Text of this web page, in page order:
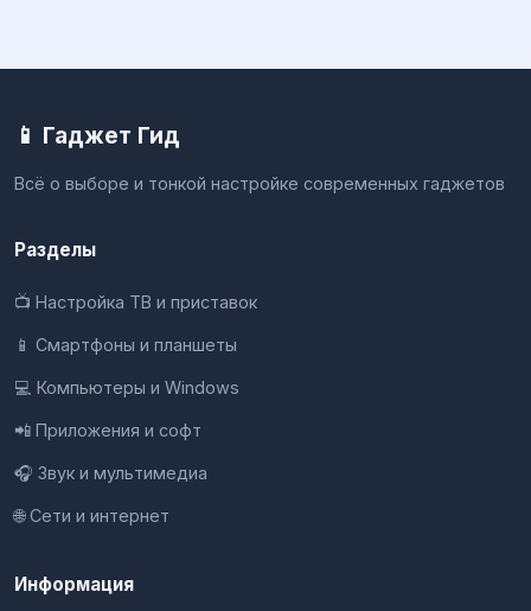
📱 Гаджет Гид
Всё о выборе и тонкой настройке современных гаджетов
Разделы
📺 Настройка ТВ и приставок
📱 Смартфоны и планшеты
💻 Компьютеры и Windows
📲 Приложения и софт
🎧 Звук и мультимедиа
🌐 Сети и интернет
Информация